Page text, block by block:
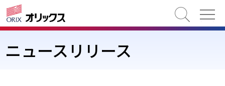
検索
ニュースリリース